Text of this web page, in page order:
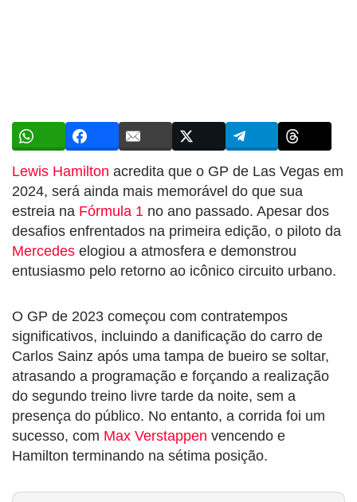
Lewis Hamilton acredita que o GP de Las Vegas em
2024, será ainda mais memorável do que sua
estreia na Fórmula 1 no ano passado. Apesar dos
desafios enfrentados na primeira edição, o piloto da
Mercedes elogiou a atmosfera e demonstrou
entusiasmo pelo retorno ao icônico circuito urbano.
O GP de 2023 começou com contratempos
significativos, incluindo a danificação do carro de
Carlos Sainz após uma tampa de bueiro se soltar,
atrasando a programação e forçando a realização
do segundo treino livre tarde da noite, sem a
presença do público. No entanto, a corrida foi um
sucesso, com Max Verstappen vencendo e
Hamilton terminando na sétima posição.